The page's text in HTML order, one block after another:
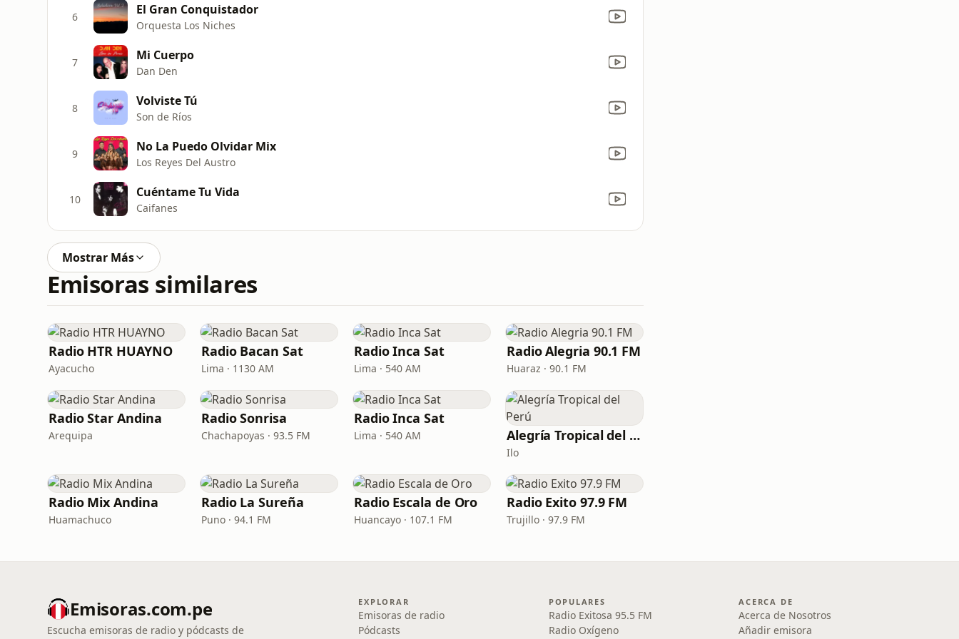
6 El Gran Conquistador
Orquesta Los Niches
7 Mi Cuerpo
Dan Den
8 Volviste Tú
Son de Ríos
9 No La Puedo Olvidar Mix
Los Reyes Del Austro
10 Cuéntame Tu Vida
Caifanes
Mostrar Más
Emisoras similares
Radio HTR HUAYNO
Ayacucho
Radio Bacan Sat
Lima · 1130 AM
Radio Inca Sat
Lima · 540 AM
Radio Alegria 90.1 FM
Huaraz · 90.1 FM
Radio Star Andina
Arequipa
Radio Sonrisa
Chachapoyas · 93.5 FM
Radio Inca Sat
Lima · 540 AM Alegría Tropical del Perú
Ilo
Radio Mix Andina
Huamachuco
Radio La Sureña
Puno · 94.1 FM
Radio Escala de Oro
Huancayo · 107.1 FM
Radio Exito 97.9 FM
Trujillo · 97.9 FM
Emisoras.com.pe
Escucha emisoras de radio y pódcasts de
EXPLORAR
Emisoras de radio
Pódcasts
POPULARES
Radio Exitosa 95.5 FM
Radio Oxígeno
ACERCA DE
Acerca de Nosotros
Añadir emisora